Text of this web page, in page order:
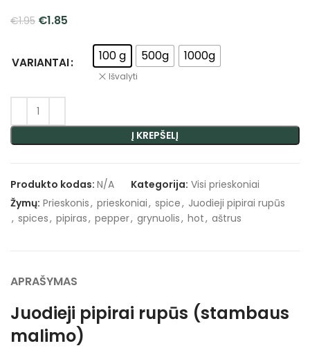
€1.95 €1.85
VARIANTAI 100 g 500g 1000g
Išvalyti
Į KREPŠELĮ
Produkto kodas: N/A Kategorija: Visi prieskoniai
Žymų: Prieskonis, prieskoniai, spice, Juodieji pipirai rupūs
, spices, pipiras, pepper, grynuolis, hot, aštrus
APRAŠYMAS
Juodieji pipirai rupūs (stambaus
malimo)